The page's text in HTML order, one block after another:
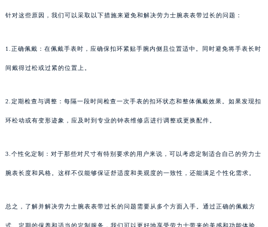
针对这些原因，我们可以采取以下措施来避免和解决劳力士腕表表带过长的问题：
1.正确佩戴：在佩戴手表时，应确保扣环紧贴手腕内侧且位置适中。同时避免将手表长时
间戴得过松或过紧的位置上。
2.定期检查与调整：每隔一段时间检查一次手表的扣环状态和整体佩戴效果。如果发现扣
环松动或有变形迹象，应及时到专业的钟表维修店进行调整或更换配件。
3.个性化定制：对于那些对尺寸有特别要求的用户来说，可以考虑定制适合自己的劳力士
腕表长度和风格。这样不仅能够保证舒适度和美观度的一致性，还能满足个性化需求。
总之，了解并解决劳力士腕表表带过长的问题需要从多个方面入手。通过正确的佩戴方